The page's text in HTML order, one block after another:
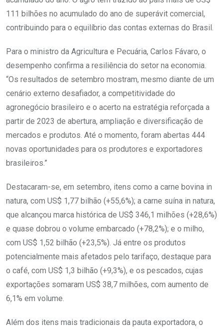
111 bilhões no acumulado do ano de superávit comercial,
contribuindo para o equilíbrio das contas externas do Brasil.
Para o ministro da Agricultura e Pecuária, Carlos Fávaro, o
desempenho confirma a resiliência do setor na economia.
“Os resultados de setembro mostram, mesmo diante de um
cenário externo desafiador, a competitividade do
agronegócio brasileiro e o acerto na estratégia reforçada a
partir de 2023 de abertura, ampliação e diversificação de
mercados e produtos. Até o momento, foram abertas 444
novas oportunidades para os produtores e exportadores
brasileiros.”
Destacaram-se, em setembro, itens como a carne bovina in
natura, com US$ 1,77 bilhão (+55,6%); a carne suína in natura,
que alcançou marca histórica de US$ 346,1 milhões (+28,6%)
e quase dobrou o volume embarcado (+78,2%); e o milho,
com US$ 1,52 bilhão (+23,5%). Já entre os produtos
potencialmente mais afetados pelo tarifaço, destaque para
o café, com US$ 1,3 bilhão (+9,3%), e os pescados, cujas
exportações somaram US$ 38,7 milhões, com aumento de
6,1% em volume.
Além dos itens mais tradicionais da pauta exportadora, o